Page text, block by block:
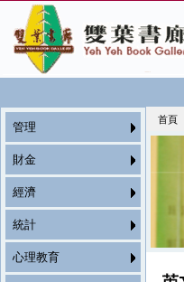
管理
財金
經濟
統計
心理教育
首頁